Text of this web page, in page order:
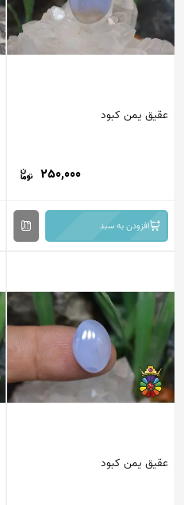
عقیق یمن کبود
250,000
افزودن به سبد
عقیق یمن کبود